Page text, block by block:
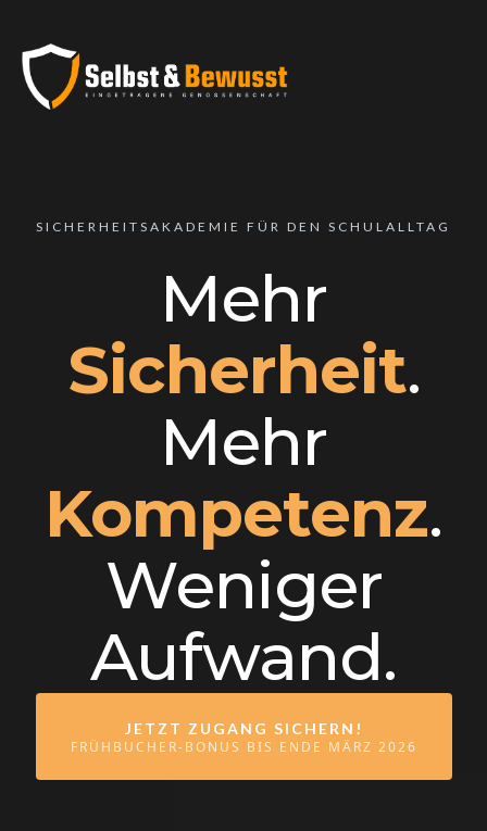
SICHERHEITSAKADEMIE FÜR DEN SCHULALLTAG
Mehr
Sicherheit.
Mehr
Kompetenz.
Weniger
Aufwand.
JETZT ZUGANG SICHERN!
FRÜHBUCHER-BONUS BIS ENDE MÄRZ 2026